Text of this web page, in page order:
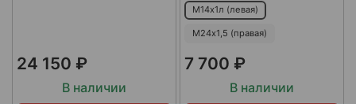
24 150 ₽
В наличии
М14х1л (левая)
М24х1,5 (правая)
7 700 ₽
В наличии